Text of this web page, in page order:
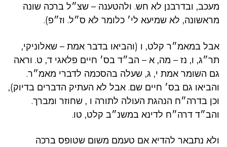
מעכב, ובדרבנן לא חש. ולהטענה – שצ״ל ברכה שונה
מראשונה, לא שמיעא לי׳ כלומר לא ס״ל. וז״פ).
אבל במאמ״ר קלט, ו (והביאו בדבר אמת – שאלוניקי,
תר״ג, ו, נז – מה, א – הב״ד בס׳ חיים פלאגי ד, ט. וראה
גם השומר אמת י, ג, שעלה בהסכמה לדברי מאמ״ר.
והביאו גם בס׳ חיים שם. אבל לא העתיק הדברים בדיוק),
וכן בדרה״ח הנהגת העולה לתורה ו , שחוזר ומברך.
והב״ד דרה״ח לדינא במשנ״ב קלט, טו.
ולא נתבאר להדיא אם טעמם משום שטופס ברכה